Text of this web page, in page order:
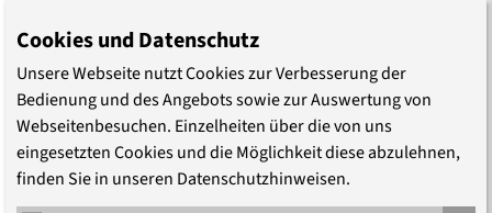
elf europäischen Ländern und Initiativen aus ganz
Deutschland.“ Projekte sollen vorgestellt, Erfahrungen
ausgetauscht und neue Vorhaben entwickelt werden.
Leitend sind dabei die Fragen, welche Projekte und
Erzählungen von Europa junge Menschen überzeugend
finden und welche Erwartungen sie als Bürgerinnen und
Bürger an die EU haben. Wie kann eine politische
Cookies und Datenschutz
Unsere Webseite nutzt Cookies zur Verbesserung der
Bedienung und des Angebots sowie zur Auswertung von
Webseitenbesuchen. Einzelheiten über die von uns
eingesetzten Cookies und die Möglichkeit diese abzulehnen,
finden Sie in unseren Datenschutzhinweisen.